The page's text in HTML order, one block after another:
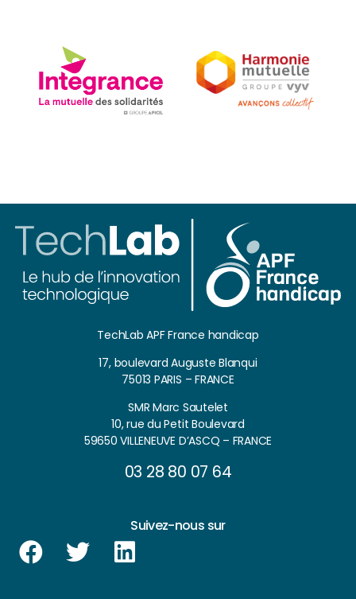
TechLab APF France handicap
17, boulevard Auguste Blanqui
75013 PARIS – FRANCE
SMR Marc Sautelet
10, rue du Petit Boulevard
59650 VILLENEUVE D’ASCQ – FRANCE
03 28 80 07 64
Suivez-nous sur